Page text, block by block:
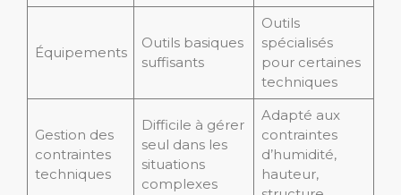
Équipements
Outils basiques
suffisants
Outils
spécialisés
pour certaines
techniques
Gestion des
contraintes
techniques
Difficile à gérer
seul dans les
situations
complexes
Adapté aux
contraintes
d’humidité,
hauteur,